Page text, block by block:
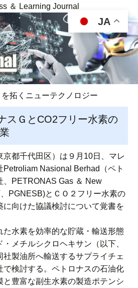
＆ Learning Journal
拓くニューテクノロジー
スＧとCO2フリー水素の
京都千代田区）は９月10日、マレ
Petroliam Nasional Berhad（ペト
、PETRONAS Gas ＆ New
PGNESB)とＣＯ２フリー水素の
に向けた協議検討について覚書を
た水素を効率的な貯蔵・輸送形態
メチルシクロヘキサン（以下、
社製油所へ輸送するサプライチェ
で検討する。ペトロナスの石油化
と豊富な副生水素の製造ポテンシ
JA